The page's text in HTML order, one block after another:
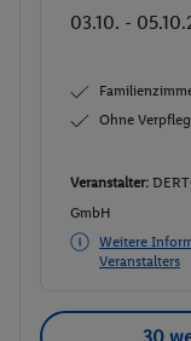
03.10. -
Ohne
Veranstalter:
GmbH
Weitere
Veranstalters
30